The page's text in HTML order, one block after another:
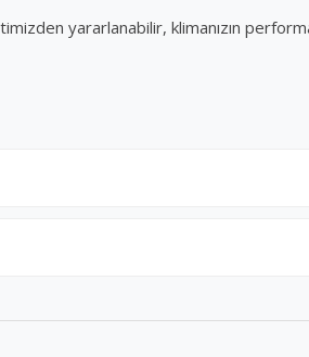
yararlanabilir, klimanızın